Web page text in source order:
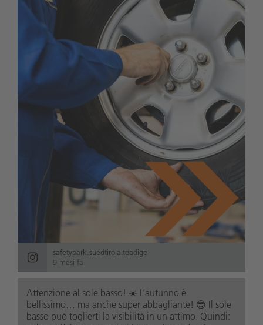
safetypark.suedtirolaltoadige
9 mesi fa
Attenzione al sole basso! ☀️ L’autunno è
bellissimo… ma anche super abbagliante! 😎 Il sole
basso può toglierti la visibilità in un attimo. Quindi: